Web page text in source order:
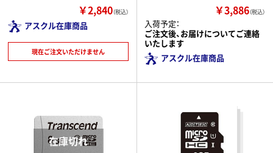
￥2,840（税込）
アスクル在庫商品
現在ご注文いただけません
￥3,886（税込）
入荷予定：
ご注文後、お届けについてご連絡
いたします
アスクル在庫商品